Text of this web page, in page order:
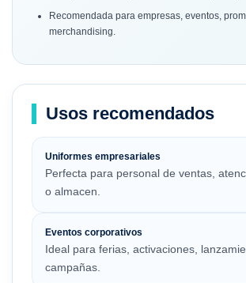
Recomendada para empresas, eventos,
merchandising.
Usos recomendados
Uniformes empresariales
Perfecta para personal de ventas,
o almacen.
Eventos corporativos
Ideal para ferias, activaciones,
campañas.